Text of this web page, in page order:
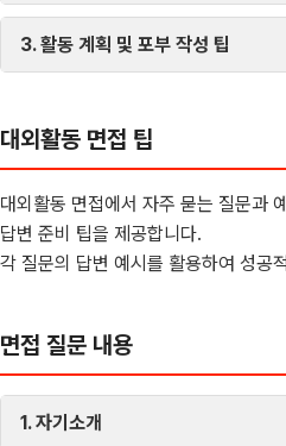
3. 활동 계획 및 포부 작성 팁
대외활동 면접 팁
대외활동 면접에서 자주 묻는 질문과
답변 준비 팁을 제공합니다.
각 질문의 답변 예시를 활용하여 성공
면접 질문 내용
1. 자기소개